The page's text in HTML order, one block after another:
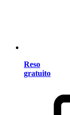
Reso
gratuito